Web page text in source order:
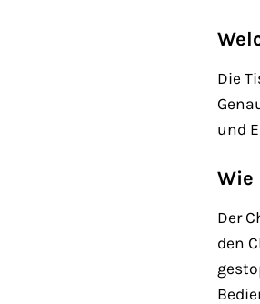
Die
und
Wie
Der
den